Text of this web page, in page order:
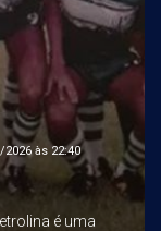
às 22:40
é uma